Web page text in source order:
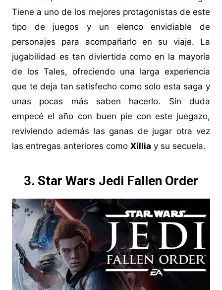
Tiene a uno de los mejores protagonistas de este
tipo de juegos y un elenco envidiable de
personajes para acompañarlo en su viaje. La
jugabilidad es tan diviertida como en la mayoría
de los Tales, ofreciendo una larga experiencia
que te deja tan satisfecho como solo esta saga y
unas pocas más saben hacerlo. Sin duda
empecé el año con buen pie con este juegazo,
reviviendo además las ganas de jugar otra vez
las entregas anteriores como Xillia y su secuela.
3. Star Wars Jedi Fallen Order